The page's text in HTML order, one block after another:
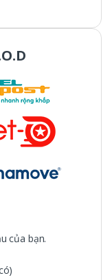
của bạn.